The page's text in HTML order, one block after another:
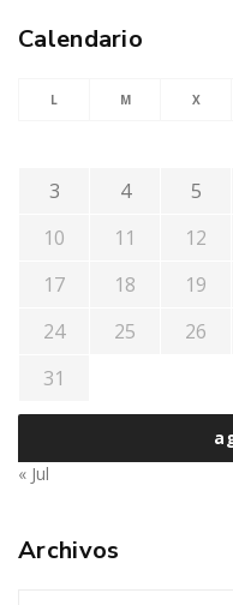
Calendario
L M X
3
4 5
10
11 12
17
18 19
24
25 26
31
« Jul
Archivos